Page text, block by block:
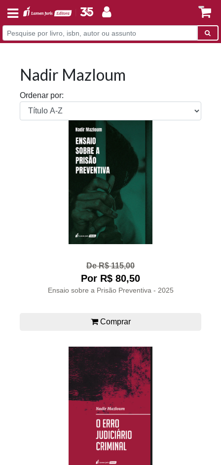
Nadir Mazloum
Ordenar por:
De R$ 115,00
Por R$ 80,50
Ensaio sobre a Prisão Preventiva - 2025
Comprar